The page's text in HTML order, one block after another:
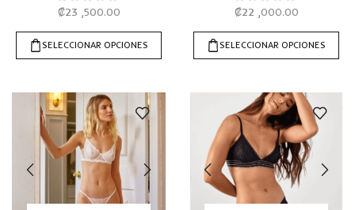
₡23 ,500.00
SELECCIONAR OPCIONES
₡22 ,000.00
SELECCIONAR OPCIONES